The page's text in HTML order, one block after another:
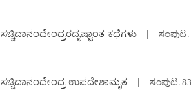
ಸಚ್ಚಿದಾನಂದೇಂದ್ರರದೃಷ್ಟಾಂತ ಕಥೆಗಳು | ಸಂಪುಟ.
ಸಚ್ಚಿದಾನಂದೇಂದ್ರ ಉಪದೇಶಾಮೃತ | ಸಂಪುಟ.